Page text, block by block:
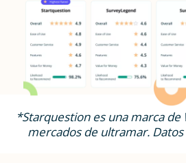
*Starquestion es una marca de
mercados de ultramar.